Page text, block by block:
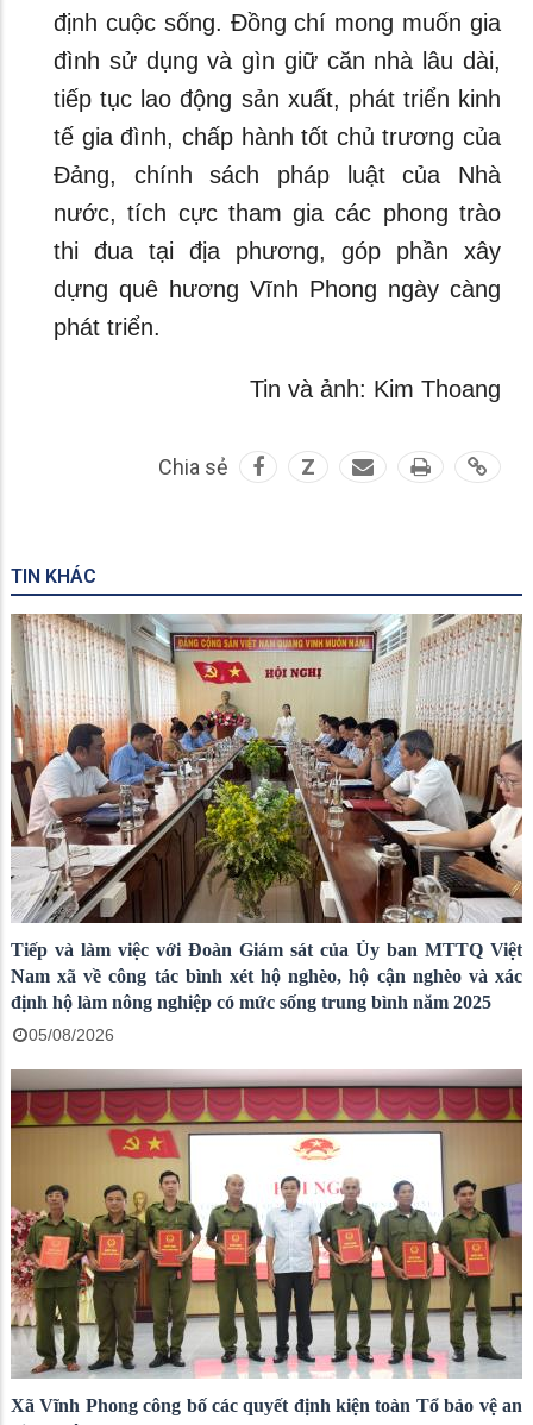
định cuộc sống. Đồng chí mong muốn gia
đình sử dụng và gìn giữ căn nhà lâu dài,
tiếp tục lao động sản xuất, phát triển kinh
tế gia đình, chấp hành tốt chủ trương của
Đảng, chính sách pháp luật của Nhà
nước, tích cực tham gia các phong trào
thi đua tại địa phương, góp phần xây
dựng quê hương Vĩnh Phong ngày càng
phát triển.
Tin và ảnh: Kim Thoang
Chia sẻ Z
TIN KHÁC
Tiếp và làm việc với Đoàn Giám sát của Ủy ban MTTQ Việt
Nam xã về công tác bình xét hộ nghèo, hộ cận nghèo và xác
định hộ làm nông nghiệp có mức sống trung bình năm 2025
05/08/2026
Xã Vĩnh Phong công bố các quyết định kiện toàn Tổ bảo vệ an